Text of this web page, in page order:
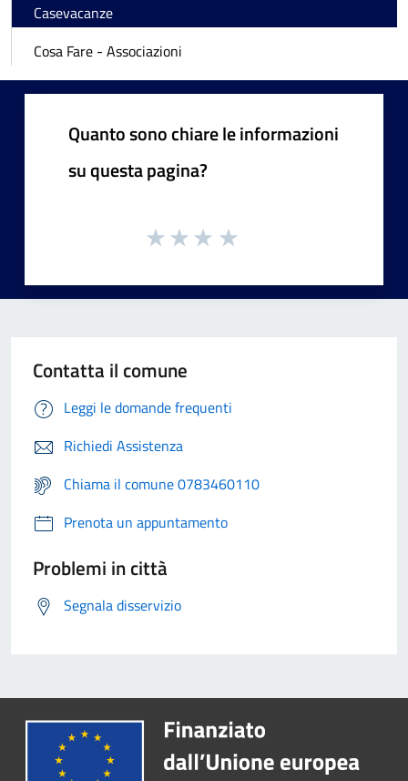
Casevacanze
Cosa Fare - Associazioni
Quanto sono chiare le informazioni
su questa pagina?
Contatta il comune
Leggi le domande frequenti
Richiedi Assistenza
Chiama il comune 0783460110
Prenota un appuntamento
Problemi in città
Segnala disservizio